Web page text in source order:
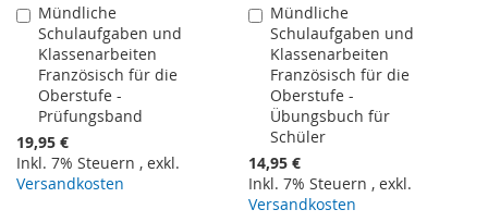
Mündliche
Schulaufgaben und
Klassenarbeiten
Französisch für die
Oberstufe -
Prüfungsband
19,95 €
Inkl. 7% Steuern , exkl.
Versandkosten
In
den
Warenkorb
Mündliche
Schulaufgaben und
Klassenarbeiten
Französisch für die
Oberstufe -
Übungsbuch für
Schüler
14,95 €
Inkl. 7% Steuern ,exkl.
Versandkosten
In
den
Warenkorb